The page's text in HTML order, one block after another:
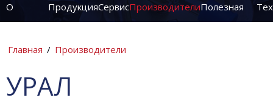
О ПродукцияСервисПроизводителиПолезная
Главная / Производители
УРАЛ